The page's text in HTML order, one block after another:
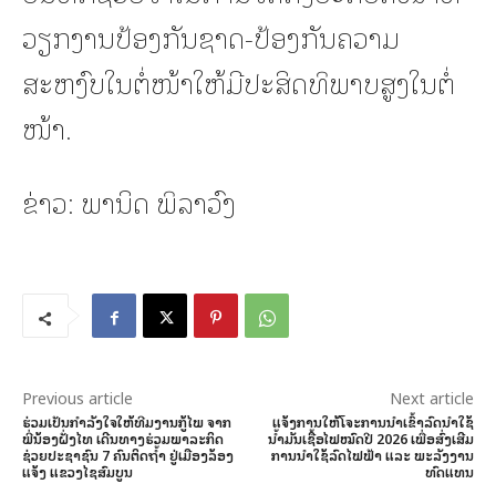
ວຽກງານປ້ອງກັນຊາດ-ປ້ອງກັນຄວາມ
ສະຫງົບໃນຕໍ່ໜ້າໃຫ້ມີປະສິດທິພາບສູງໃນຕໍ່
ໜ້າ.
ຂ່າວ: ພານິດ ພິລາວົງ
Previous article
ຮ່ວມເປັນກຳລັງໃຈໃຫ້ທີມງານກູ້ໄພ ຈາກ
ພີ່ນ້ອງຝັ່ງໄທ ເດີນທາງຮ່ວມພາລະກິດ
ຊ່ວຍປະຊາຊົນ 7 ຄົນຕິດຖໍ້າ ຢູ່ເມືອງລ້ອງ
ແຈ້ງ ແຂວງໄຊສົມບູນ
Next article
ແຈ້ງການໃຫ້ໂຈະການນຳເຂົ້າລົດນໍາໃຊ້
ນໍ້າມັນເຊື້ອໄຟໝົດປີ 2026 ເພື່ອສົ່ງເສີມ
ການນໍາໃຊ້ລົດໄຟຟ້າ ແລະ ພະລັງງານ
ທົດແທນ